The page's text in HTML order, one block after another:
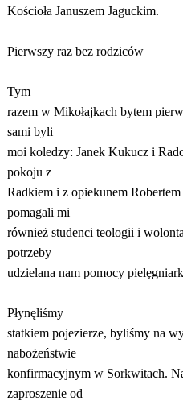
Kościoła Januszem Jaguckim.
Pierwszy raz bez rodziców
Tym
razem w Mikołajkach bytem
sami byli
moi koledzy: Janek Kukucz i
pokoju z
Radkiem i z opiekunem
pomagali mi
również studenci teologii i
potrzeby
udzielana nam pomocy
Płynęliśmy
statkiem pojezierze, byliśmy na
nabożeństwie
konfirmacyjnym w Sorkwitach.
zaproszenie od